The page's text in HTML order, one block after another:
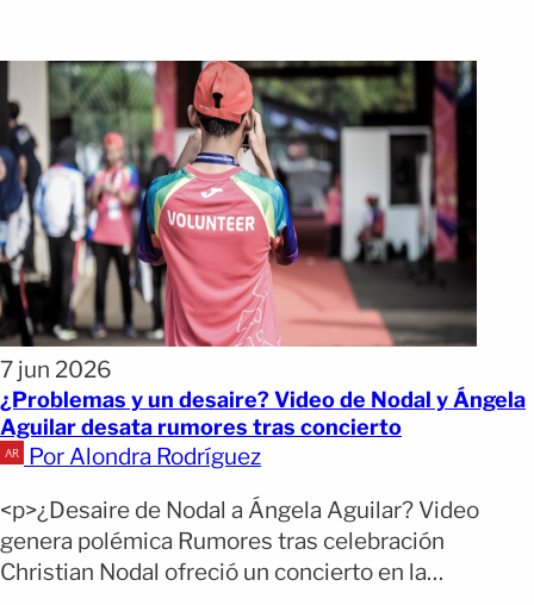
7 jun 2026
¿Problemas y un desaire? Video de Nodal y Ángela
Aguilar desata rumores tras concierto
Por Alondra Rodríguez
<p>¿Desaire de Nodal a Ángela Aguilar? Video
genera polémica Rumores tras celebración
Christian Nodal ofreció un concierto en la